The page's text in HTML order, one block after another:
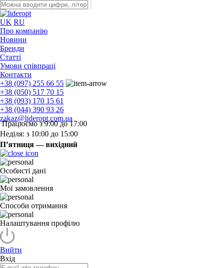
UK RU
Про компанію
Новини
Бренди
Статті
Умови співпраці
Контакти
+38 (097) 255 66 55
+38 (050) 517 70 15
+38 (093) 170 15 61
+38 (044) 390 93 26
zakaz@lideropt.com.ua
Працюємо з 9:00 до 17:00
Неділя: з 10:00 до 15:00
П’ятниця — вихідний
Особисті дані
Мої замовлення
Способи отримання
Налаштування профілю
Вийти
Вхід